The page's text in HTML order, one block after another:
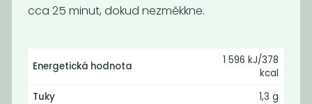
cca 25 minut, dokud nezměkkne.
Energetická hodnota
1 596 kJ/378
kcal
Tuky
1,3 g